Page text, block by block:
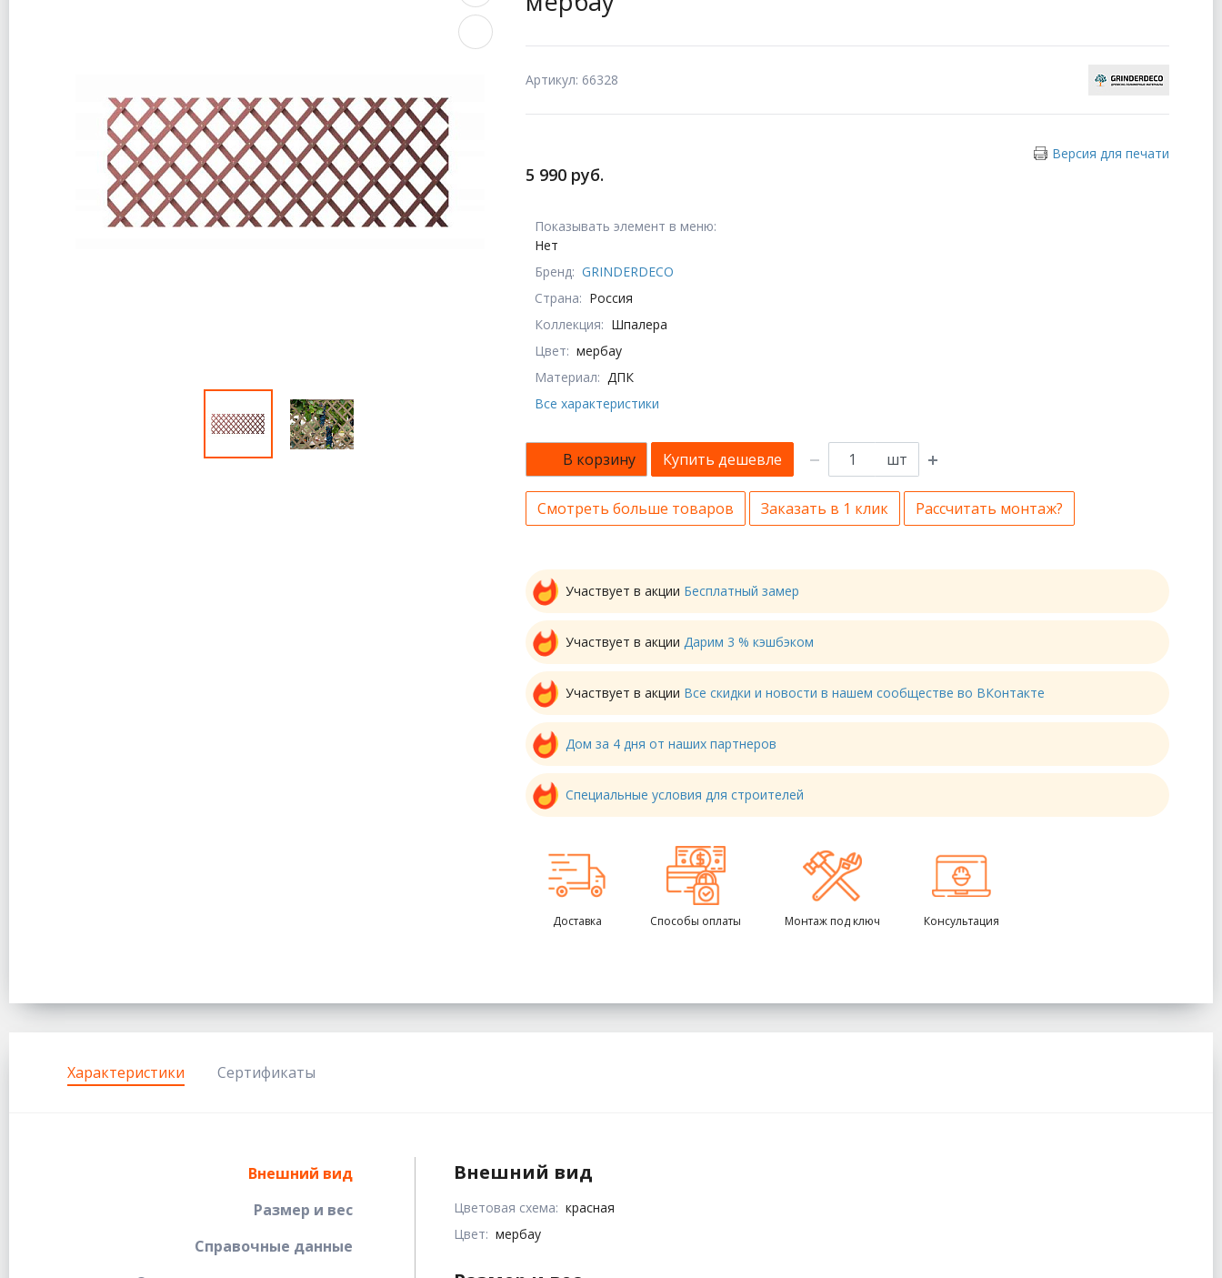
Артикул: 66328
Версия для печати
5 990 руб.
Показывать элемент в меню:
Нет
Бренд: GRINDERDECO
Страна: Россия
Коллекция: Шпалера
Цвет: мербау
Материал: ДПК
Все характеристики
В корзину Купить дешевле шт
Смотреть больше товаров Заказать в 1 клик Рассчитать монтаж?
Участвует в акции Бесплатный замер
Участвует в акции Дарим 3 % кэшбэком
Участвует в акции Все скидки и новости в нашем сообществе во ВКонтакте
Дом за 4 дня от наших партнеров
Специальные условия для строителей
Доставка Способы оплаты Монтаж под ключ Консультация
Характеристики Сертификаты
Внешний вид
Размер и вес
Справочные данные
Внешний вид
Цветовая схема: красная
Цвет: мербау